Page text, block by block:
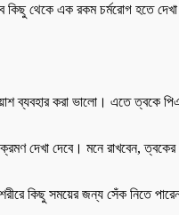
কিছু থেকে এক রকম চর্মরোগ হতে
করা ভালো। এতে ত্বকে
দেখা দেবে। মনে রাখবেন,
কিছু সময়ের জন্য সেঁক নিতে